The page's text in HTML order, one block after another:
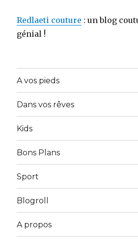
Redlaeti couture : un blog
génial !
A vos pieds
Dans vos rêves
Kids
Bons Plans
Sport
Blogroll
A propos